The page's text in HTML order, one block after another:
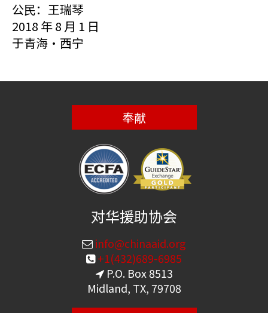
公民：王瑞琴
2018 年 8 月 1 日
于青海·西宁
奉献
对华援助协会
info@chinaaid.org
+1(432)689-6985
P.O. Box 8513
Midland, TX, 79708